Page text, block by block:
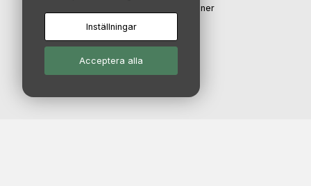
Rapporter & presentationer
Bolagsstyrning
Inställningar
Acceptera alla